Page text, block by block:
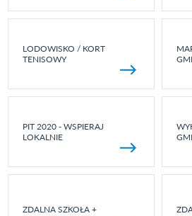
LODOWISKO / KORT
TENISOWY
PIT 2020 - WSPIERAJ
LOKALNIE
ZDALNA SZKOŁA +